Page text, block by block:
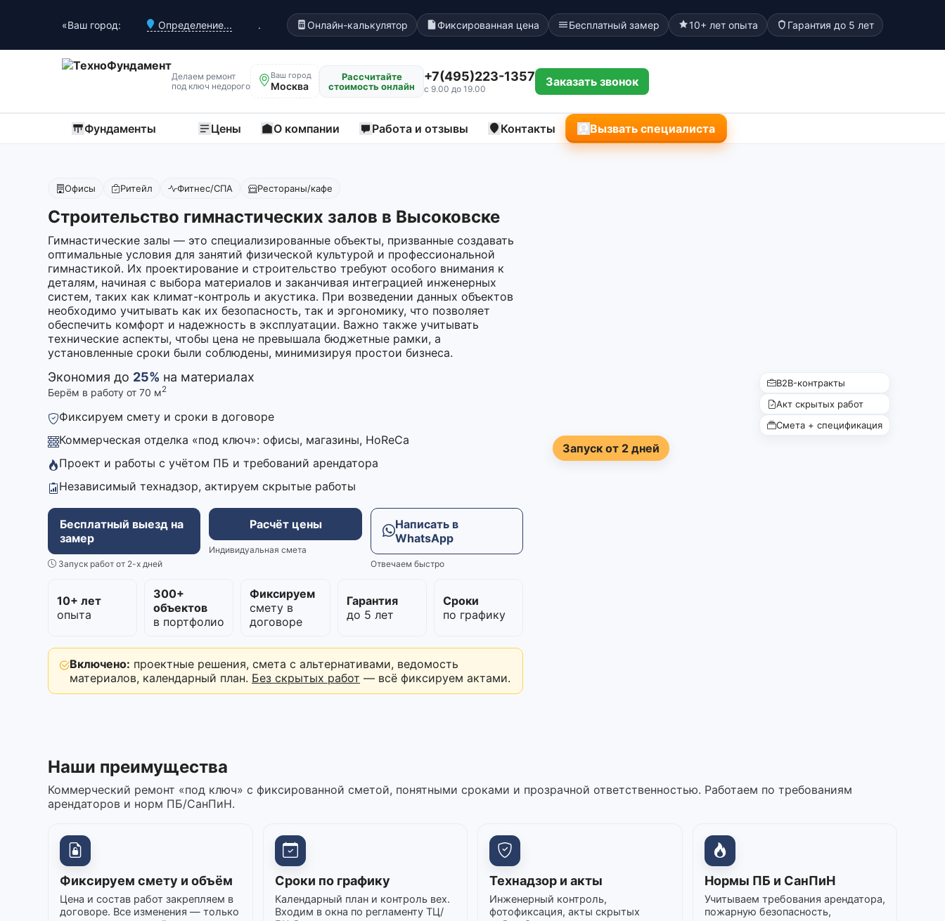
«Ваш город: Определение... . Онлайн-калькулятор Фиксированная цена Бесплатный замер 10+ лет опыта Гарантия до 5 лет
Делаем ремонт
под ключ недорого
Ваш город
Москва
Рассчитайте
стоимость онлайн
+7(495)223-1357
с 9.00 до 19.00
Заказать звонок
Фундаменты Цены О компании Работа и отзывы Контакты Вызвать специалиста
Офисы Ритейл Фитнес/СПА Рестораны/кафе
Строительство гимнастических залов в Высоковске
Гимнастические залы — это специализированные объекты, призванные создавать
оптимальные условия для занятий физической культурой и профессиональной
гимнастикой. Их проектирование и строительство требуют особого внимания к
деталям, начиная с выбора материалов и заканчивая интеграцией инженерных
систем, таких как климат-контроль и акустика. При возведении данных объектов
необходимо учитывать как их безопасность, так и эргономику, что позволяет
обеспечить комфорт и надежность в эксплуатации. Важно также учитывать
технические аспекты, чтобы цена не превышала бюджетные рамки, а
установленные сроки были соблюдены, минимизируя простои бизнеса.
Экономия до 25% на материалах
Берём в работу от 70 м2
Фиксируем смету и сроки в договоре
Коммерческая отделка «под ключ»: офисы, магазины, HoReCa
Проект и работы с учётом ПБ и требований арендатора
Независимый технадзор, актируем скрытые работы
Бесплатный выезд на
замер
Запуск работ от 2-х дней
Расчёт цены
Индивидуальная смета
Написать в
WhatsApp
Отвечаем быстро
10+ лет
опыта
300+
объектов
в портфолио
Фиксируем
смету в
договоре
Гарантия
до 5 лет
Сроки
по графику
Включено: проектные решения, смета с альтернативами, ведомость
материалов, календарный план. Без скрытых работ — всё фиксируем актами.
Запуск от 2 дней
B2B-контракты
Акт скрытых работ
Смета + спецификация
Наши преимущества
Коммерческий ремонт «под ключ» с фиксированной сметой, понятными сроками и прозрачной ответственностью. Работаем по требованиям
арендаторов и норм ПБ/СанПиН.
Фиксируем смету и объём
Цена и состав работ закрепляем в
договоре. Все изменения — только
Сроки по графику
Календарный план и контроль вех.
Входим в окна по регламенту ТЦ/
Технадзор и акты
Инженерный контроль,
фотофиксация, акты скрытых
Нормы ПБ и СанПиН
Учитываем требования арендатора,
пожарную безопасность,